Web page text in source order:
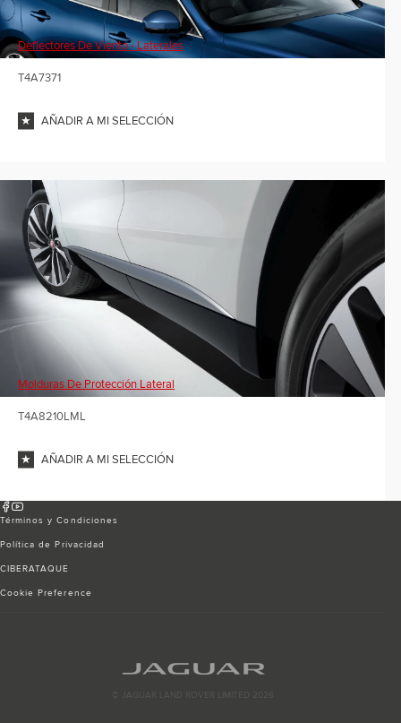
Deflectores De Viento - Laterales
T4A7371
AÑADIR A MI SELECCIÓN
Molduras De Protección Lateral
T4A8210LML
AÑADIR A MI SELECCIÓN
Términos y Condiciones
Política de Privacidad
CIBERATAQUE
Cookie Preference
© JAGUAR LAND ROVER LIMITED 2026